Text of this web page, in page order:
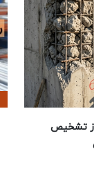
تشخیص